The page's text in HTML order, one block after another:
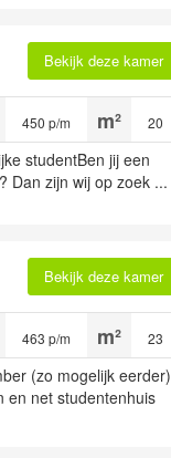
Bekijk deze kamer
20
450 p/m
studentBen jij een
Dan zijn wij op zoek ...
Bekijk deze kamer
23
463 p/m
(zo mogelijk eerder)
en net studentenhuis